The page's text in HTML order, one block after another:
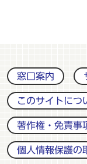
窓口案内
このサイトにつ
著作権・免責事
個人情報保護の